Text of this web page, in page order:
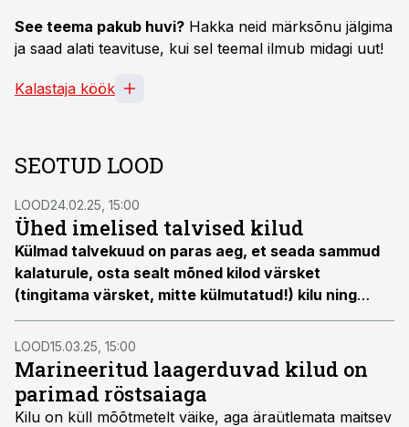
See teema pakub huvi? Hakka neid märksõnu jälgima
ja saad alati teavituse, kui sel teemal ilmub midagi uut!
Kalastaja köök
SEOTUD LOOD
LOOD24.02.25, 15:00
Ühed imelised talvised kilud
Külmad talvekuud on paras aeg, et seada sammud
kalaturule, osta sealt mõned kilod värsket
(tingitama värsket, mitte külmutatud!) kilu ning
valmistada neist midagi imehead. Järgnev retsept
on pannud kala sööma ka need inimesed, kes varem
kuumtöötlemata kaladest suure kaarega mööda
käisid ja õlgu võdistasid.
LOOD15.03.25, 15:00
Marineeritud laagerduvad kilud on
parimad röstsaiaga
Kilu on küll mõõtmetelt väike, aga äraütlemata maitsev